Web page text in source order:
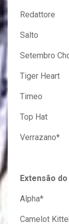
Redattore
Salto
Setembro
Tiger Heart
Timeo
Top Hat
Verrazano*
Extensão
Alpha*
Camelot